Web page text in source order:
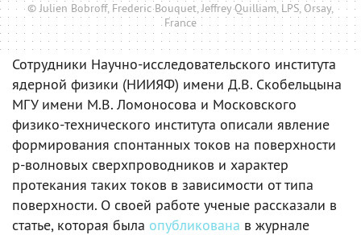
© Julien Bobroff, Frederic Bouquet, Jeffrey Quilliam, LPS, Orsay,
France
Сотрудники Научно-исследовательского института
ядерной физики (НИИЯФ) имени Д.В. Скобельцына
МГУ имени М.В. Ломоносова и Московского
физико-технического института описали явление
формирования спонтанных токов на поверхности
p-волновых сверхпроводников и характер
протекания таких токов в зависимости от типа
поверхности. О своей работе ученые рассказали в
статье, которая была опубликована в журнале